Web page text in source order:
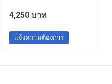
4,250 บาท
แจ้งความต้องการ